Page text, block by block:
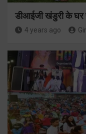
डीआईजी खंडुरी के घर
4 years ago